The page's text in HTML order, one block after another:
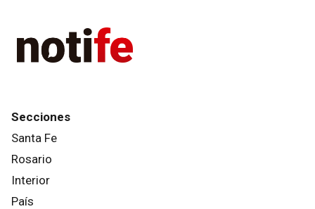
Secciones
Santa Fe
Rosario
Interior
País